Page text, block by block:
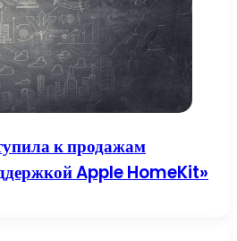
к продажам
Apple HomeKit»